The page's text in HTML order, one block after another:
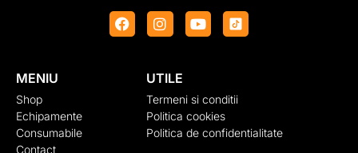
MENIU
Shop
Echipamente
Consumabile
Contact
UTILE
Termeni si conditii
Politica cookies
Politica de confidentialitate